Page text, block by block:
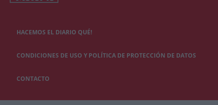
HACEMOS EL DIARIO QUÉ!
CONDICIONES DE USO Y POLÍTICA DE PROTECCIÓN DE DATOS
CONTACTO